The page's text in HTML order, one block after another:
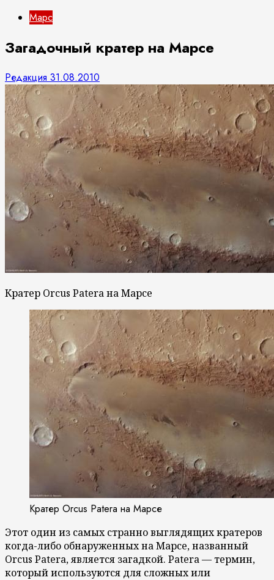
Марс
Загадочный кратер на Марсе
Редакция 31.08.2010
Кратер Orcus Patera на Марсе
Кратер Orcus Patera на Марсе
Этот один из самых странно выглядящих кратеров
когда-либо обнаруженных на Марсе, названный
Orcus Patera, является загадкой. Patera — термин,
который используются для сложных или